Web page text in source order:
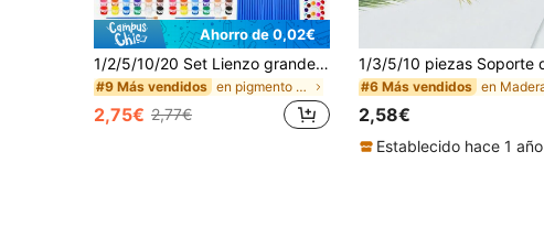
Ahorro de 0,02€
1/2/5/10/20 Set Lienzo grande (8*10 pulg.) y mini (4*4 pulg.) con caballete y pinceles pequeños, 12 colores de pintura acrílica, paletas para clases de arte, pintura y dibujo, fiestas de pintura y copas, juegos de pareja, kit de pintura en lienzo para adultos, adolescentes, estudiantes de primaria, secundaria y universidad, como regalo para cumpleaños, aniversario, graduación, Navidad, Halloween, Pascua, Acción de Gracias, Día de San Valentín u ocasión especial
#9 Más vendidos en pigmento Suministros de pintura y dibujo
2,75€ 2,77€
#6 Más vendidos
2,58€
Establecido hace 1 año